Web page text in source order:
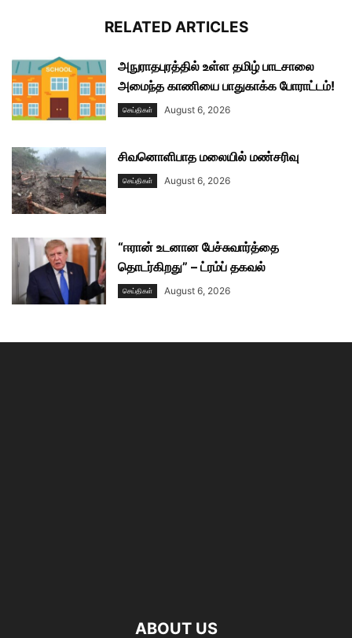
RELATED ARTICLES
அநுராதபுரத்தில் உள்ள தமிழ் பாடசாலை
அமைந்த காணியை பாதுகாக்க போராட்டம்!
செய்திகள் August 6, 2026
சிவனொளிபாத மலையில் மண்சரிவு
செய்திகள் August 6, 2026
“ஈரான் உடனான பேச்சுவார்த்தை
தொடர்கிறது” – ட்ரம்ப் தகவல்
செய்திகள் August 6, 2026
ABOUT US